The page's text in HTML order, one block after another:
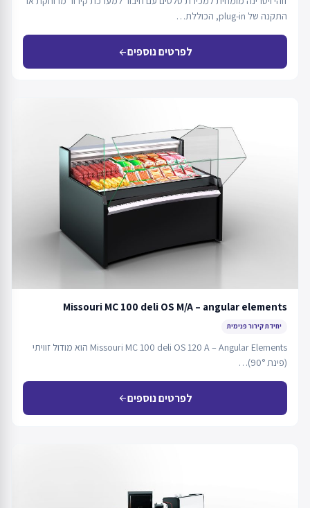
התקנה של plug-in, הכוללת…
לפרטים נוספיםarrow_back
Missouri MC 100 deli OS M/A – angular elements
יחידת קירור פנימית
Missouri MC 100 deli OS 120 A – Angular Elements הוא מודול זוויתי
(פינת 90°)…
לפרטים נוספיםarrow_back